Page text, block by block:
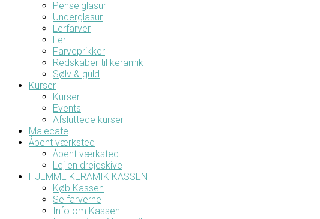
Penselglasur
Underglasur
Lerfarver
Ler
Farveprikker
Redskaber til keramik
Sølv & guld
Kurser
Kurser
Events
Afsluttede kurser
Malecafe
Åbent værksted
Åbent værksted
Lej en drejeskive
HJEMME KERAMIK KASSEN
Køb Kassen
Se farverne
Info om Kassen